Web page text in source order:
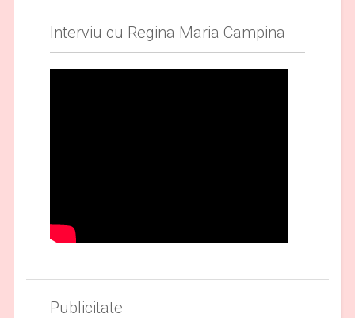
Interviu cu Regina Maria Campina
Publicitate